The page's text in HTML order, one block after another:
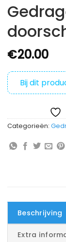
€20.00
Bij dit
Categorieën:
Beschrijving
Extra